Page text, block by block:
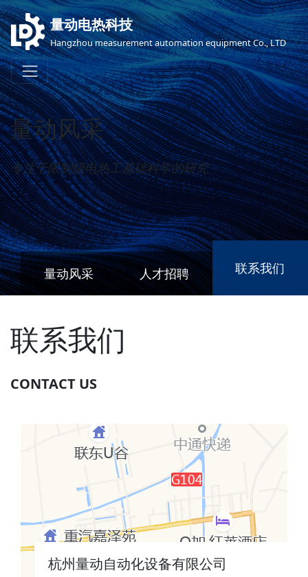
量动电热科技
Hangzhou measurement automation equipment Co., LTD
量动风采
专注于限制级电热工基础科学的研究
量动风采 人才招聘 联系我们
联系我们
CONTACT US
杭州量动自动化设备有限公司